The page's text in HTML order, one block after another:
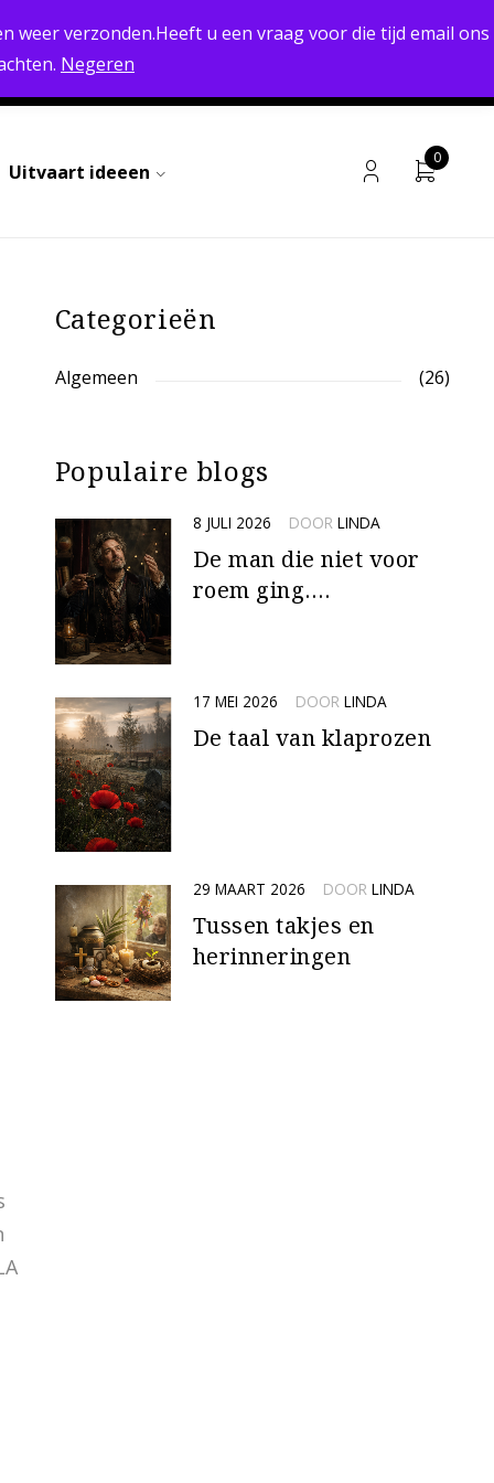
weer verzonden.Heeft u een vraag voor die tijd email ons
Negeren
RETOURNEREN MOGELIJK
Uitvaart ideeen
0
Categorieën
Algemeen (26)
Populaire blogs
8 JULI 2026 DOOR LINDA
De man die niet voor
roem ging….
17 MEI 2026 DOOR LINDA
De taal van klaprozen
29 MAART 2026 DOOR LINDA
Tussen takjes en
herinneringen